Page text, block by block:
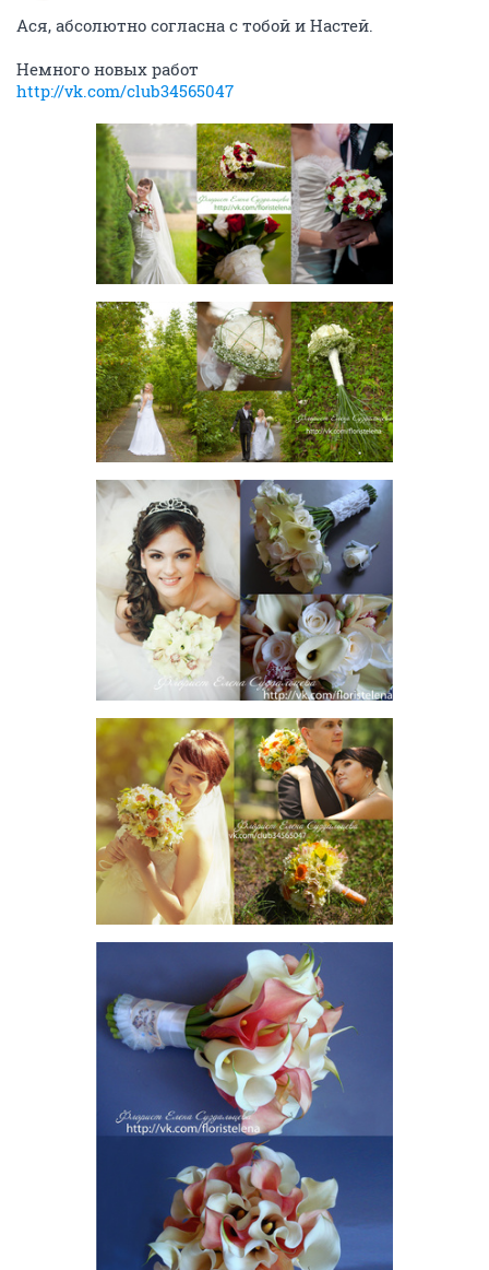
Ася, абсолютно согласна с тобой и Настей.
Немного новых работ
http://vk.com/club34565047